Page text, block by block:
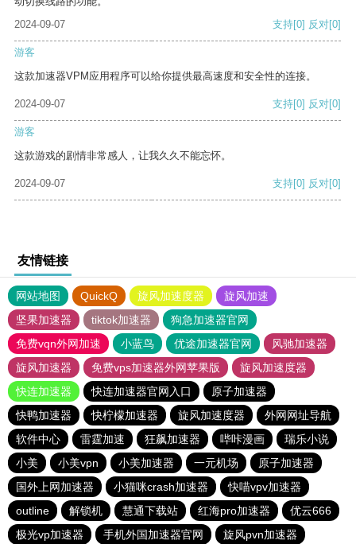
2024-09-07
支持[0] 反对[0]
游客
这款加速器VPM应用程序可以给你提供最高速度和安全性的连接。
2024-09-07 支持[0] 反对[0]
游客
这款游戏的剧情非常感人，让我久久不能忘怀。
2024-09-07 支持[0] 反对[0]
友情链接
网站地图 QuickQ 旋风加速度器
旋风加速
坚果加速器
tiktok加速器
狗急加速器官网
免费vqn外网加速
小蓝鸟 优途加速器官网
风驰加速器
旋风加速器
免费vps加速器外网苹果版
旋风加速度器
快连加速器
快连加速器官网入口
原子加速器
快鸭加速器
快柠檬加速器 旋风加速度器
外网网址导航
软件中心
雷霆加速 狂飙加速器 哔咔漫画
瑞乐小说
小美
小美vpn 小美加速器 一元机场
原子加速器
国外上网加速器
小猫咪crash加速器
快喵vpv加速器
outline
解锁机 慧通下载站 红海pro加速器
优云666
极光vp加速器
手机外国加速器官网 旋风pvn加速器